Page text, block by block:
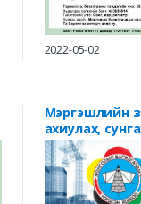
2022-05-02
Мэргэшлийн
ахиулах,
мэргэжилтний